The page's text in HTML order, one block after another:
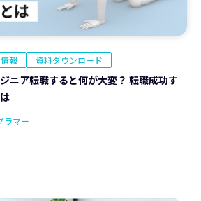
報 資料ダウンロード
ニア転職すると何が大変？ 転職成功す
ラマー